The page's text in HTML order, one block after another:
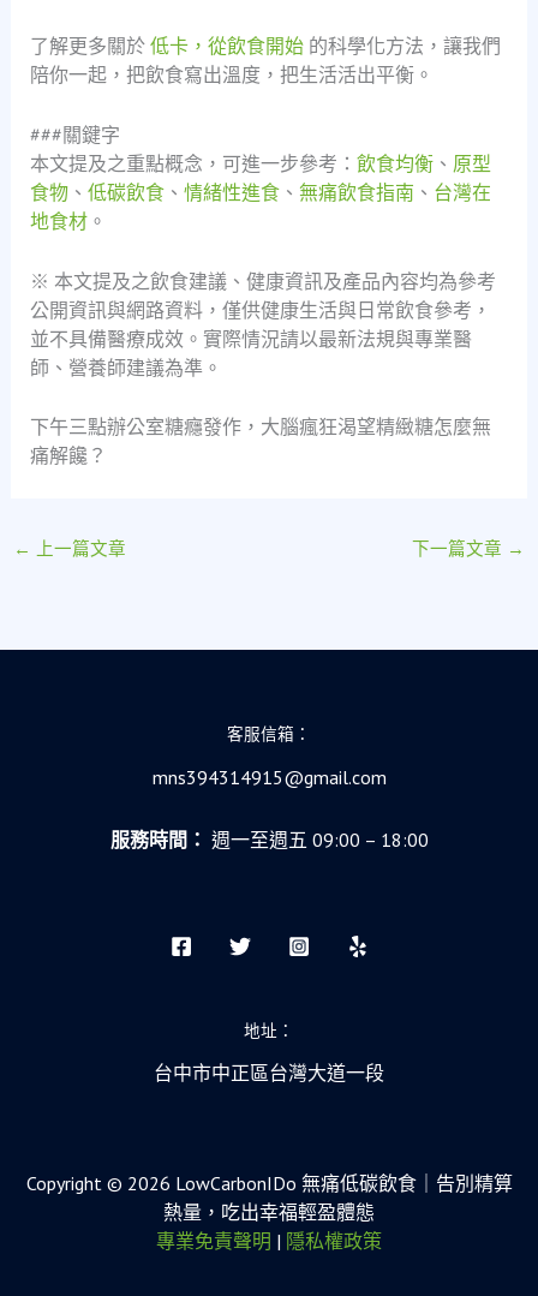
了解更多關於 低卡，從飲食開始的科學化方法，讓我們
陪你一起，把飲食寫出溫度，把生活活出平衡。
###關鍵字
本文提及之重點概念，可進一步參考： 飲食均衡、 原型
食物、 低碳飲食、 情緒性進食、 無痛飲食指南 、 台灣在
地食材。
※ 本文提及之飲食建議、健康資訊及產品內容均為參考
公開資訊與網路資料，僅供健康生活與日常飲食參考，
並不具備醫療成效。實際情況請以最新法規與專業醫
師、營養師建議為準。
下午三點辦公室糖癮發作，大腦瘋狂渴望精緻糖怎麼無
痛解饞？
← 上一篇文章 下一篇文章 →
客服信箱：
mns394314915@gmail.com
服務時間： 週一至週五 09:00 – 18:00
地址：
台中市中正區台灣大道一段
Copyright © 2026 LowCarbonIDo 無痛低碳飲食｜告別精算
熱量，吃出幸福輕盈體態
專業免責聲明 | 隱私權政策